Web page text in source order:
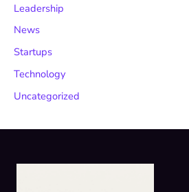
Leadership
News
Startups
Technology
Uncategorized